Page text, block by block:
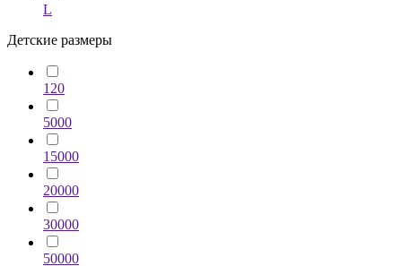
L
Детские размеры
120
5000
15000
20000
30000
50000